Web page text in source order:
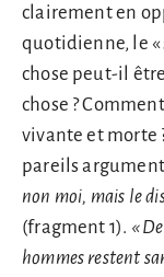
clairement en
quotidienne, le «
chose peut-il
chose ?
vivante et morte
pareils
non moi, mais le
(fragment 1). «
hommes restent